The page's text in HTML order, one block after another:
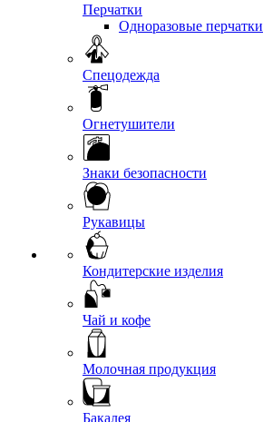
Перчатки
Одноразовые перчатки
Спецодежда
Огнетушители
Знаки безопасности
Рукавицы
Кондитерские изделия
Чай и кофе
Молочная продукция
Бакалея